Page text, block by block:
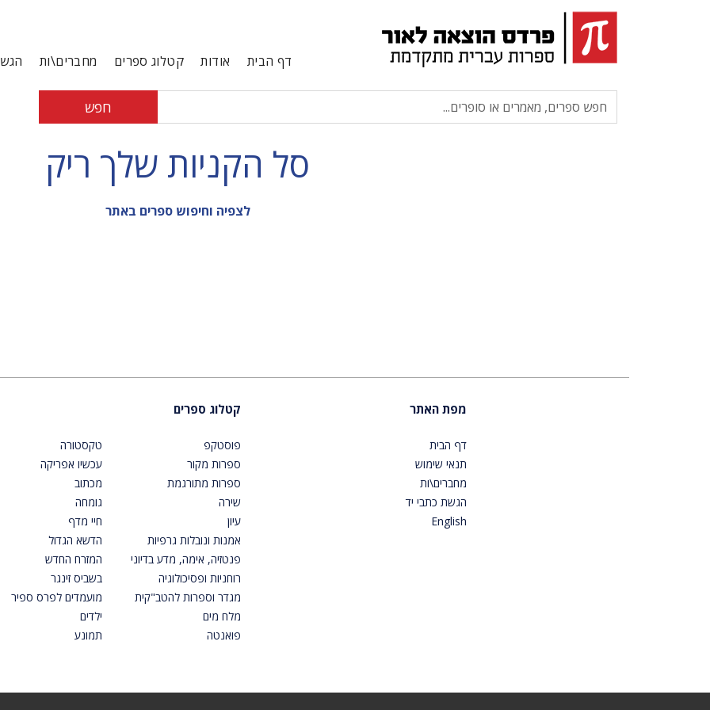
דף הבית אודות קטלוג ספרים מחברים\ות
חפש
סל הקניות שלך ריק
לצפיה וחיפוש ספרים באתר
מפת האתר
דף הבית
תנאי שימוש
מחברים\ות
הגשת כתבי יד
English
קטלוג ספרים
פוסטקפ
ספרות מקור
ספרות מתורגמת
שירה
עיון
אמנות ונובלות גרפיות
פנטזיה, אימה, מדע בדיוני
רוחניות ופסיכולוגיה
מגדר וספרות להטב"קית
מלח מים
פואנטה
טקסטורה
עכשיו אפריקה
מכתוב
גומחה
חיי מדף
הדשא הגדול
המזרח החדש
בשביס זינגר
מועמדים לפרס ספיר
ילדים
תמונע